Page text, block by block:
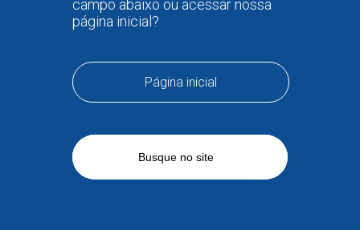
campo abaixo ou acessar nossa
página inicial?
Página inicial